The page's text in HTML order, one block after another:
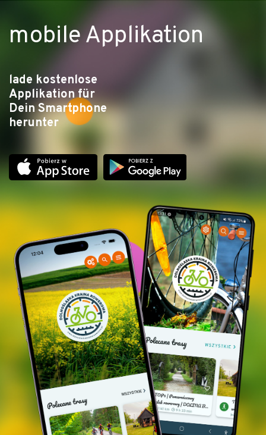
mobile Applikation
lade kostenlose
Applikation für
Dein Smartphone
herunter